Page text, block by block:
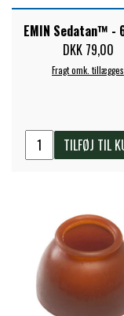
EMIN Sedatan™ -
DKK 79,00
Fragt omk. tillægges
TILFØJ TIL